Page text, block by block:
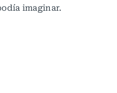
imaginar.